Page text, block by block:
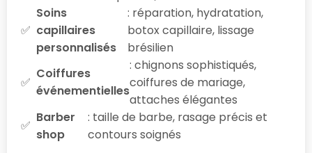
Soins
capillaires
personnalisés
: réparation, hydratation,
botox capillaire, lissage
brésilien
Coiffures
événementielles
: chignons sophistiqués,
coiffures de mariage,
attaches élégantes
Barber
shop
: taille de barbe, rasage précis et
contours soignés